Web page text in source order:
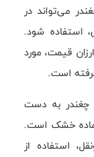
می‌تواند در
استفاده شود.
قیمت، مورد
است.
چغندر به دست
حدود ۱۰ تا ۱۵ درصد ماده خشک است.
استفاده از